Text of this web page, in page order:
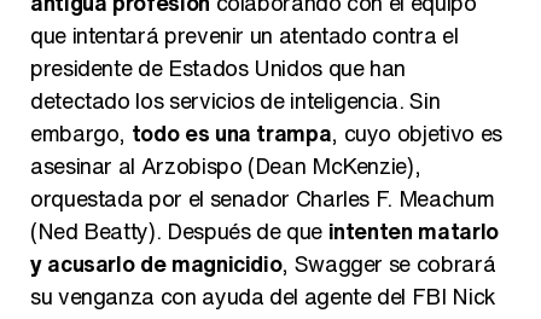
que intentará prevenir un atentado contra el
presidente de Estados Unidos que han
detectado los servicios de inteligencia. Sin
embargo, todo es una trampa, cuyo objetivo es
asesinar al Arzobispo (Dean McKenzie),
orquestada por el senador Charles F. Meachum
(Ned Beatty). Después de que intenten matarlo
y acusarlo de magnicidio, Swagger se cobrará
su venganza con ayuda del agente del FBI Nick